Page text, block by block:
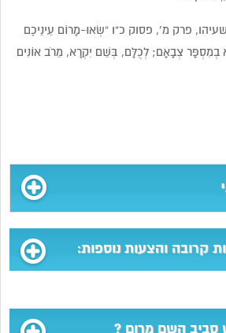
פרק מ’, פסוק כ”ו “שְׂאוּ-מָרוֹם עֵינֵיכֶם
בְמִסְפָּר צְבָאָם; לְכֻלָּם, בְּשֵׁם יִקְרָא, מֵרֹב אוֹנִים
קרובה והצעות נוספות:
סביב השם מרום ?